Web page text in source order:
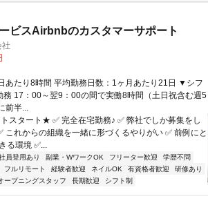
ビスAirbnbのカスタマーサポート
あたり8時間 平均勤務日数：1ヶ月あたり21日 ▼シフ
務 17：00～翌9：00の間で実働8時間（土日祝含む週5
前半...
スタート★ ✅ 完全在宅勤務♪ ✅ 弊社でしか募集をし
これからの組織を一緒に形づくるやりがい ✅ 前例にと
る環境 ✅...
員登用あり 副業・WワークOK フリーター歓迎
学歴不問
フルリモート 経験者歓迎 ネイルOK 有資格者歓迎
研修あり
ープニングスタッフ 長期歓迎 シフト制